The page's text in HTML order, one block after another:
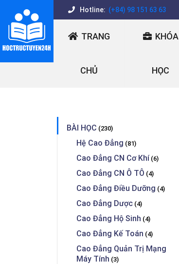
Hotline: (+84) 98 151 63 63
TRANG
CHỦ
KHÓA
HỌC
BÀI HỌC (230)
Hệ Cao Đẳng (81)
Cao Đẳng CN Cơ Khí (6)
Cao Đẳng CN Ô TÔ (4)
Cao Đẳng Điều Dưỡng (4)
Cao Đẳng Dược (4)
Cao Đẳng Hộ Sinh (4)
Cao Đẳng Kế Toán (4)
Cao Đẳng Quản Trị Mạng
Máy Tính (3)